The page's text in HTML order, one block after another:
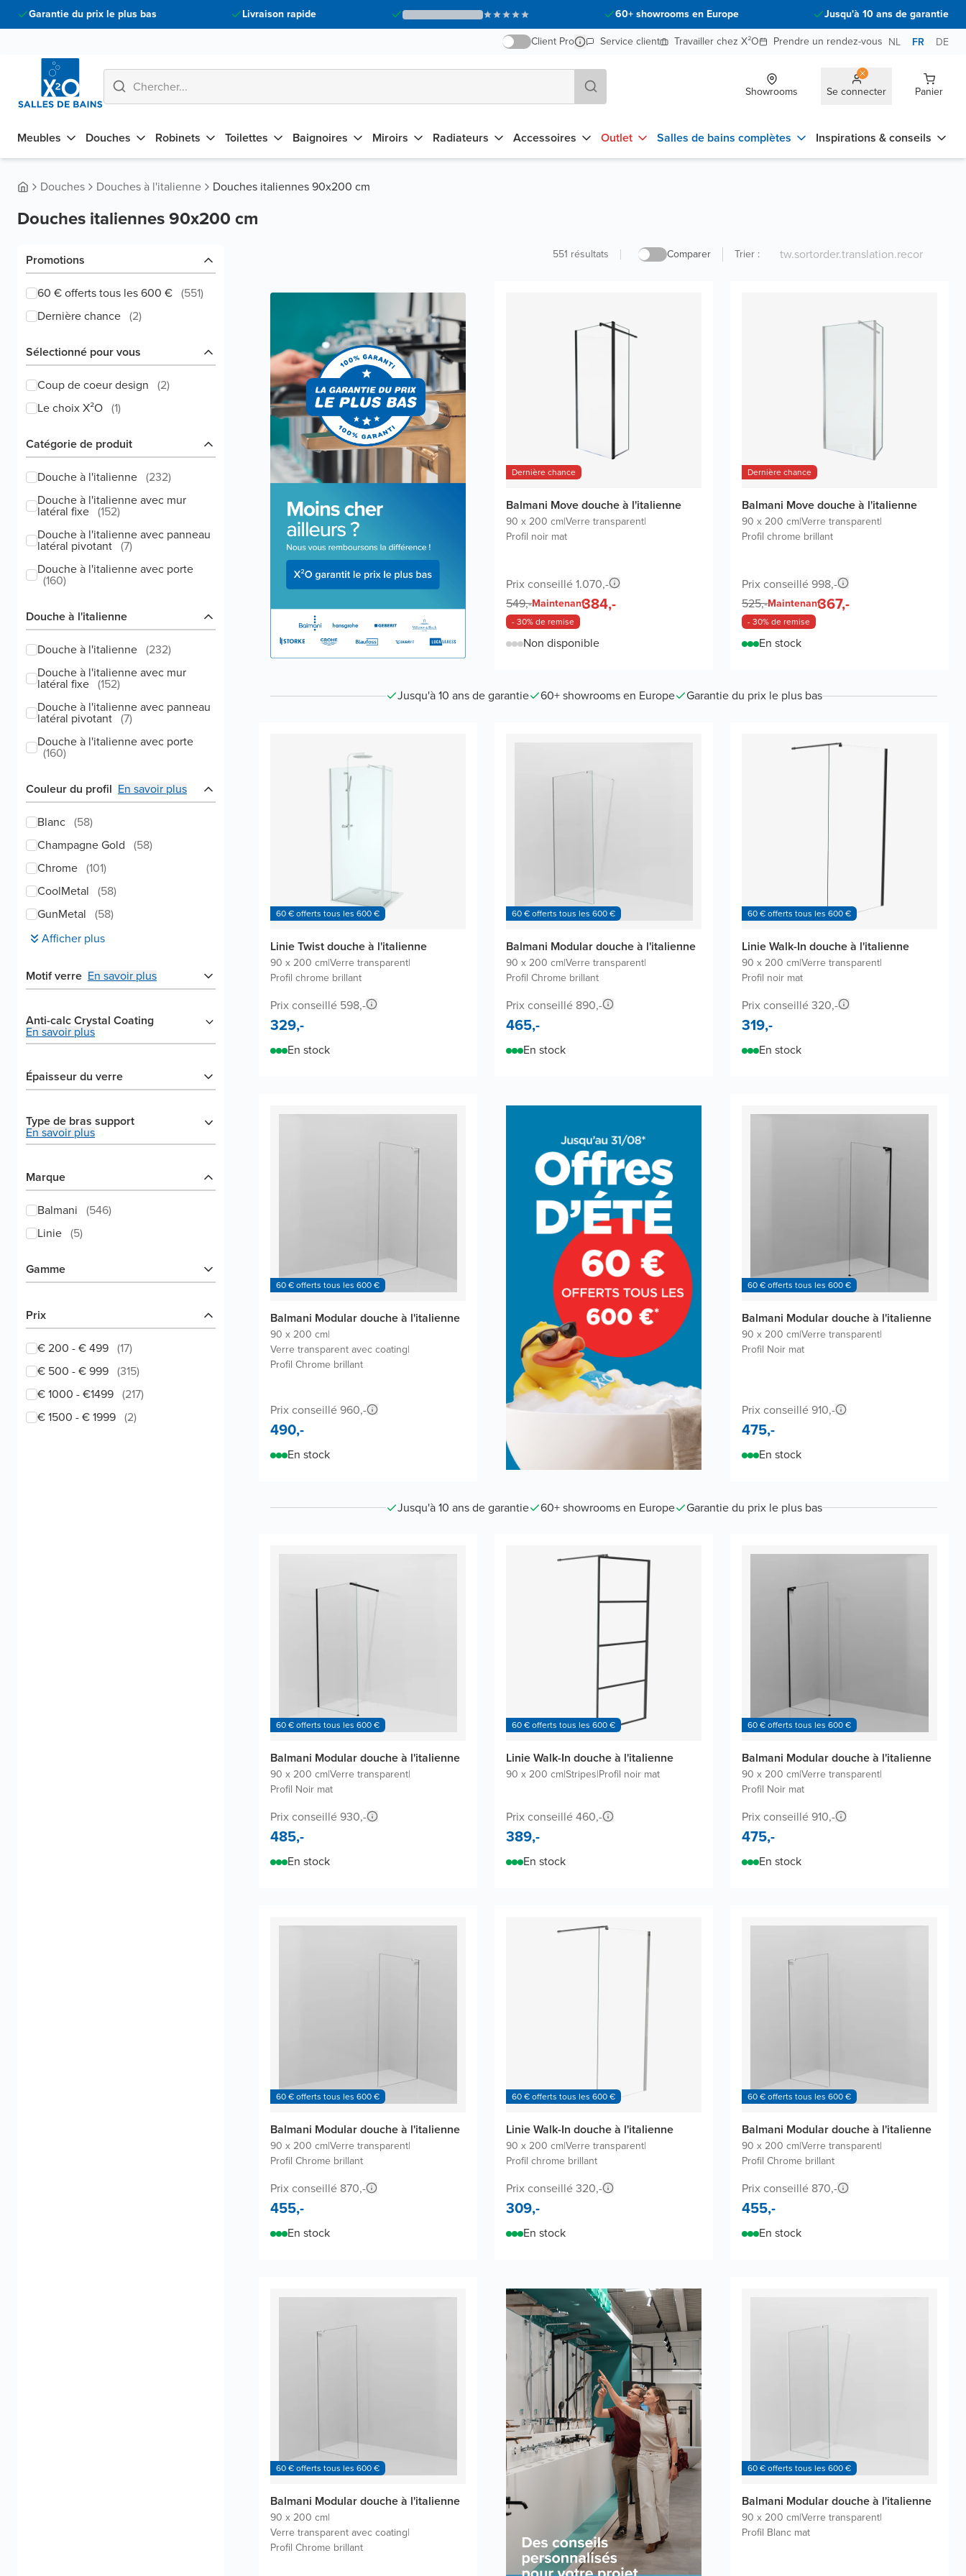
Garantie du prix le plus bas Livraison rapide 60+ showrooms en Europe
Jusqu'à 10 ans de garantie
Client Pro
Service client Travailler chez X²O Prendre un rendez-vous NL FR DE
Showrooms Se connecter Panier
Meubles Douches Robinets Toilettes Baignoires Miroirs Radiateurs Accessoires Outlet Salles de bains complètes Inspirations & conseils
Douches Douches à l'italienne Douches italiennes 90x200 cm
Douches italiennes 90x200 cm
Promotions
60 € offerts tous les 600 € (551)
Dernière chance (2)
Sélectionné pour vous
Coup de coeur design (2)
Le choix X²O (1)
Catégorie de produit
Douche à l'italienne (232)
Douche à l'italienne avec mur
latéral fixe (152)
Douche à l'italienne avec panneau
latéral pivotant (7)
Douche à l'italienne avec porte
(160)
Douche à l'italienne
Douche à l'italienne (232)
Douche à l'italienne avec mur
latéral fixe (152)
Douche à l'italienne avec panneau
latéral pivotant (7)
Douche à l'italienne avec porte
(160)
Couleur du profil En savoir plus
Blanc (58)
Champagne Gold (58)
Chrome (101)
CoolMetal (58)
GunMetal (58)
Afficher plus
Motif verre En savoir plus
Anti-calc Crystal Coating
En savoir plus
Épaisseur du verre
Type de bras support
En savoir plus
Marque
Balmani (546)
Linie (5)
Gamme
Prix
€ 200 - € 499 (17)
€ 500 - € 999 (315)
€ 1000 - €1499 (217)
€ 1500 - € 1999 (2)
551 résultats Comparer Trier :
Dernière chance
Balmani Move douche à l'italienne
90 x 200 cm|Verre transparent|
Profil noir mat
Prix conseillé 1.070,-
549,-Maintenant384,-
- 30% de remise
Non disponible
Dernière chance
Balmani Move douche à l'italienne
90 x 200 cm|Verre transparent|
Profil chrome brillant
Prix conseillé 998,-
525,-Maintenant367,-
- 30% de remise
En stock
Jusqu'à 10 ans de garantie 60+ showrooms en Europe Garantie du prix le plus bas
60 € offerts tous les 600 €
Linie Twist douche à l'italienne
90 x 200 cm|Verre transparent|
Profil chrome brillant
Prix conseillé 598,-
329,-
En stock
60 € offerts tous les 600 €
Balmani Modular douche à l'italienne
90 x 200 cm|Verre transparent|
Profil Chrome brillant
Prix conseillé 890,-
465,-
En stock
60 € offerts tous les 600 €
Linie Walk-In douche à l'italienne
90 x 200 cm|Verre transparent|
Profil noir mat
Prix conseillé 320,-
319,-
En stock
60 € offerts tous les 600 €
Balmani Modular douche à l'italienne
90 x 200 cm|
Verre transparent avec coating|
Profil Chrome brillant
Prix conseillé 960,-
490,-
En stock
60 € offerts tous les 600 €
Balmani Modular douche à l'italienne
90 x 200 cm|Verre transparent|
Profil Noir mat
Prix conseillé 910,-
475,-
En stock
Jusqu'à 10 ans de garantie 60+ showrooms en Europe Garantie du prix le plus bas
60 € offerts tous les 600 €
Balmani Modular douche à l'italienne
90 x 200 cm|Verre transparent|
Profil Noir mat
Prix conseillé 930,-
485,-
En stock
60 € offerts tous les 600 €
Linie Walk-In douche à l'italienne
90 x 200 cm|Stripes|Profil noir mat
Prix conseillé 460,-
389,-
En stock
60 € offerts tous les 600 €
Balmani Modular douche à l'italienne
90 x 200 cm|Verre transparent|
Profil Noir mat
Prix conseillé 910,-
475,-
En stock
60 € offerts tous les 600 €
Balmani Modular douche à l'italienne
90 x 200 cm|Verre transparent|
Profil Chrome brillant
Prix conseillé 870,-
455,-
En stock
60 € offerts tous les 600 €
Linie Walk-In douche à l'italienne
90 x 200 cm|Verre transparent|
Profil chrome brillant
Prix conseillé 320,-
309,-
En stock
60 € offerts tous les 600 €
Balmani Modular douche à l'italienne
90 x 200 cm|Verre transparent|
Profil Chrome brillant
Prix conseillé 870,-
455,-
En stock
60 € offerts tous les 600 €
Balmani Modular douche à l'italienne
90 x 200 cm|
Verre transparent avec coating|
Profil Chrome brillant
60 € offerts tous les 600 €
Balmani Modular douche à l'italienne
90 x 200 cm|Verre transparent|
Profil Blanc mat